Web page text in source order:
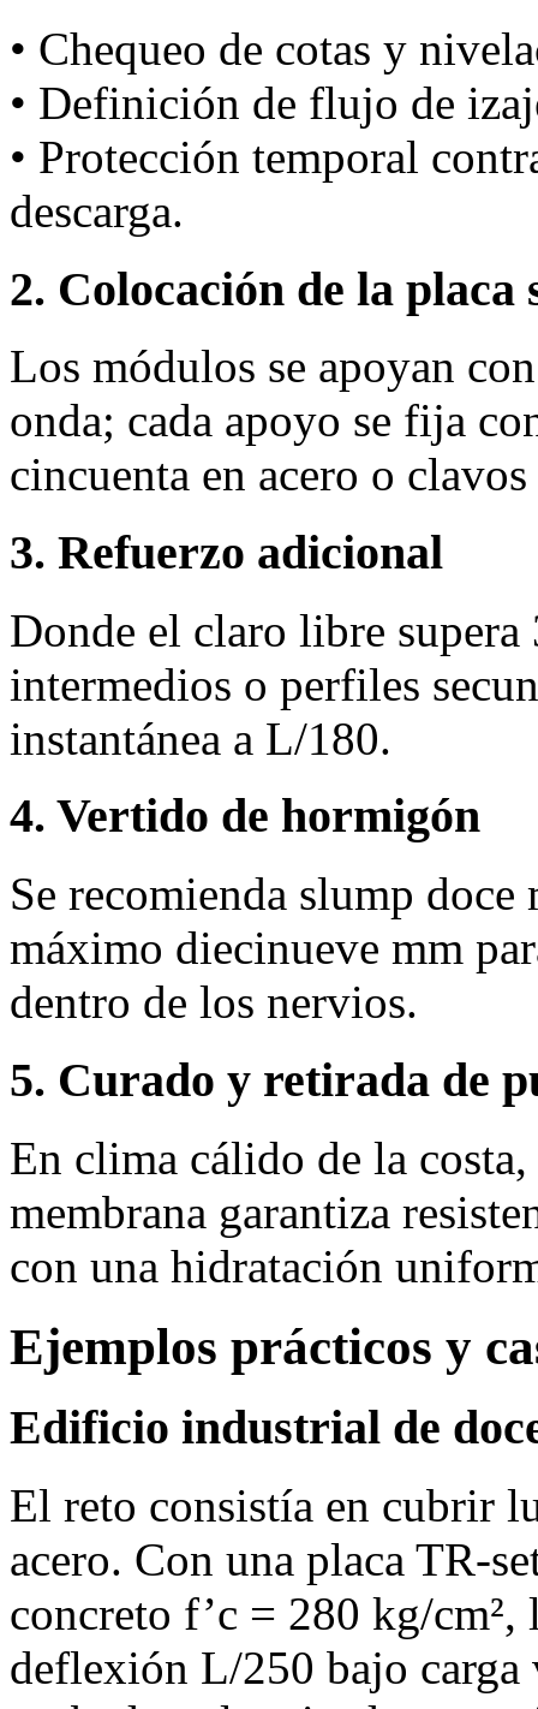
• Chequeo de cotas y
• Definición de flujo de
• Protección temporal
descarga.
2. Colocación de la placa
Los módulos se apoyan
onda; cada apoyo se fija
cincuenta en acero o
3. Refuerzo adicional
Donde el claro libre supera
intermedios o perfiles
instantánea a L/180.
4. Vertido de hormigón
Se recomienda slump
máximo diecinueve mm
dentro de los nervios.
5. Curado y retirada de
En clima cálido de la
membrana garantiza
con una hidratación
Ejemplos prácticos y
Edificio industrial de
El reto consistía en cubrir
acero. Con una placa
concreto f’c = 280 kg/
deflexión L/250 bajo